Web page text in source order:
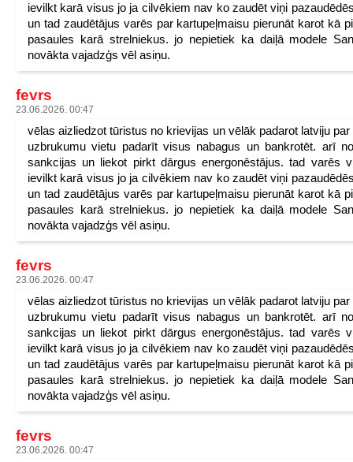
ievilkt karā visus jo ja cilvēkiem nav ko zaudēt viņi
un tad zaudētājus varēs par kartupeļmaisu pierunāt karot kā
pasaules karā strelniekus. jo nepietiek ka daiļā modele
novākta vajadzģs vēl asiņu.
fevrs
23.06.2026. 00:47
vēlas aizliedzot tūristus no krievijas un vēlāk padarot latviju par
uzbrukumu vietu padarīt visus nabagus un bankrotēt. arī
sankcijas un liekot pirkt dārgus energonēstājus. tad varēs
ievilkt karā visus jo ja cilvēkiem nav ko zaudēt viņi
un tad zaudētājus varēs par kartupeļmaisu pierunāt karot kā
pasaules karā strelniekus. jo nepietiek ka daiļā modele
novākta vajadzģs vēl asiņu.
fevrs
23.06.2026. 00:47
vēlas aizliedzot tūristus no krievijas un vēlāk padarot latviju par
uzbrukumu vietu padarīt visus nabagus un bankrotēt. arī
sankcijas un liekot pirkt dārgus energonēstājus. tad varēs
ievilkt karā visus jo ja cilvēkiem nav ko zaudēt viņi
un tad zaudētājus varēs par kartupeļmaisu pierunāt karot kā
pasaules karā strelniekus. jo nepietiek ka daiļā modele
novākta vajadzģs vēl asiņu.
fevrs
23.06.2026. 00:47